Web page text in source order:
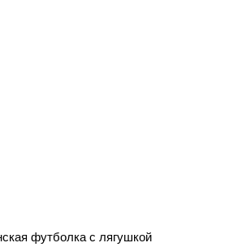
футболка с лягушкой